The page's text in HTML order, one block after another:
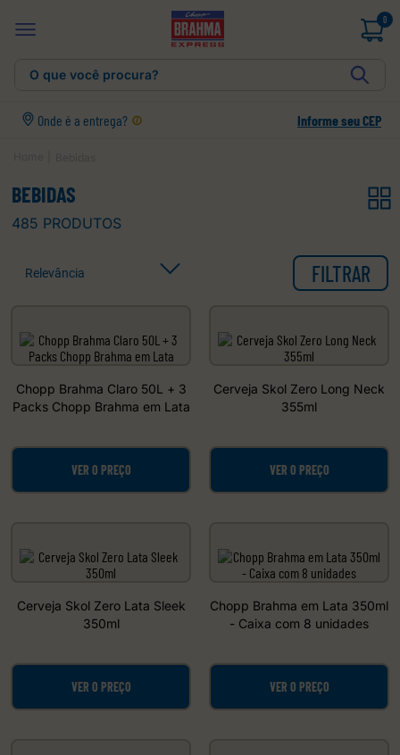
0
O que você procura?
Onde é a entrega? Informe seu CEP
BEBIDAS
485 PRODUTOS
Relevância FILTRAR
Chopp Brahma Claro 50L + 3
Packs Chopp Brahma em Lata
VER O PREÇO
Cerveja Skol Zero Long Neck
355ml
VER O PREÇO
Cerveja Skol Zero Lata Sleek
350ml
VER O PREÇO
Chopp Brahma em Lata 350ml
- Caixa com 8 unidades
VER O PREÇO